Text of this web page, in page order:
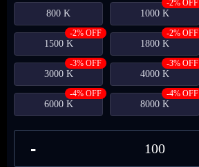
800 K 1000 K
-2% OFF
1500 K
-2% OFF
1800 K
-2% OFF
3000 K
-3% OFF
4000 K
-3% OFF
6000 K
-4% OFF
8000 K
-4% OFF
-